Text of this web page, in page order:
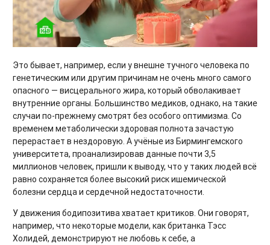
Это бывает, например, если у внешне тучного человека по
генетическим или другим причинам не очень много самого
опасного — висцерального жира, который обволакивает
внутренние органы. Большинство медиков, однако, на такие
случаи по-прежнему смотрят без особого оптимизма. Со
временем метаболически здоровая полнота зачастую
перерастает в нездоровую. А учёные из Бирмингемского
университета, проанализировав данные почти 3,5
миллионов человек, пришли к выводу, что у таких людей всё
равно сохраняется более высокий риск ишемической
болезни сердца и сердечной недостаточности.
У движения бодипозитива хватает критиков. Они говорят,
например, что некоторые модели, как британка Тэсс
Холидей, демонстрируют не любовь к себе, а